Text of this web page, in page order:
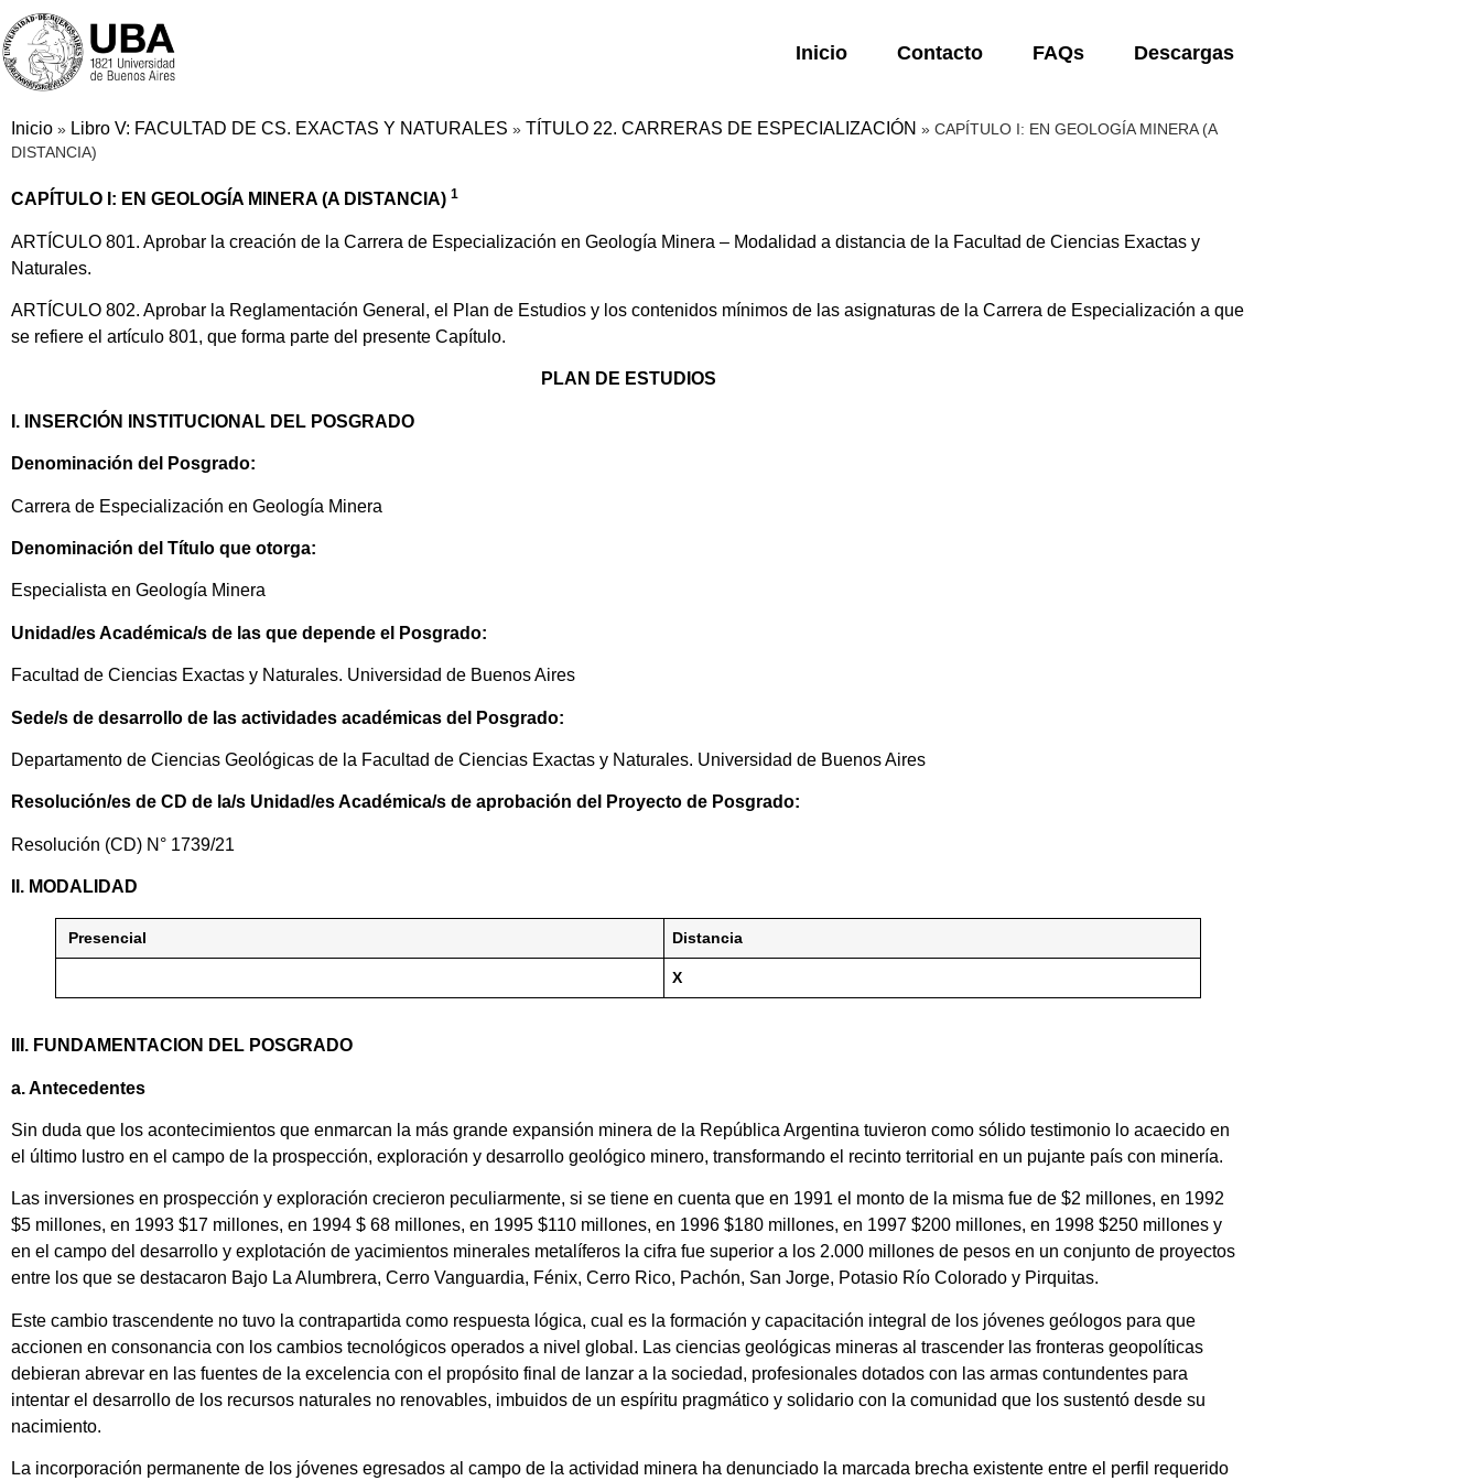
Inicio Contacto FAQs Descargas
Inicio » Libro V: FACULTAD DE CS. EXACTAS Y NATURALES » TÍTULO 22. CARRERAS DE ESPECIALIZACIÓN » CAPÍTULO I: EN GEOLOGÍA MINERA (A
DISTANCIA)
CAPÍTULO I: EN GEOLOGÍA MINERA (A DISTANCIA) 1
ARTÍCULO 801. Aprobar la creación de la Carrera de Especialización en Geología Minera – Modalidad a distancia de la Facultad de Ciencias Exactas y
Naturales.
ARTÍCULO 802. Aprobar la Reglamentación General, el Plan de Estudios y los contenidos mínimos de las asignaturas de la Carrera de Especialización a que
se refiere el artículo 801, que forma parte del presente Capítulo.
PLAN DE ESTUDIOS
I. INSERCIÓN INSTITUCIONAL DEL POSGRADO
Denominación del Posgrado:
Carrera de Especialización en Geología Minera
Denominación del Título que otorga:
Especialista en Geología Minera
Unidad/es Académica/s de las que depende el Posgrado:
Facultad de Ciencias Exactas y Naturales. Universidad de Buenos Aires
Sede/s de desarrollo de las actividades académicas del Posgrado:
Departamento de Ciencias Geológicas de la Facultad de Ciencias Exactas y Naturales. Universidad de Buenos Aires
Resolución/es de CD de la/s Unidad/es Académica/s de aprobación del Proyecto de Posgrado:
Resolución (CD) N° 1739/21
II. MODALIDAD
Presencial Distancia
X
III. FUNDAMENTACION DEL POSGRADO
a. Antecedentes
Sin duda que los acontecimientos que enmarcan la más grande expansión minera de la República Argentina tuvieron como sólido testimonio lo acaecido en
el último lustro en el campo de la prospección, exploración y desarrollo geológico minero, transformando el recinto territorial en un pujante país con minería.
Las inversiones en prospección y exploración crecieron peculiarmente, si se tiene en cuenta que en 1991 el monto de la misma fue de $2 millones, en 1992
$5 millones, en 1993 $17 millones, en 1994 $ 68 millones, en 1995 $110 millones, en 1996 $180 millones, en 1997 $200 millones, en 1998 $250 millones y
en el campo del desarrollo y explotación de yacimientos minerales metalíferos la cifra fue superior a los 2.000 millones de pesos en un conjunto de proyectos
entre los que se destacaron Bajo La Alumbrera, Cerro Vanguardia, Fénix, Cerro Rico, Pachón, San Jorge, Potasio Río Colorado y Pirquitas.
Este cambio trascendente no tuvo la contrapartida como respuesta lógica, cual es la formación y capacitación integral de los jóvenes geólogos para que
accionen en consonancia con los cambios tecnológicos operados a nivel global. Las ciencias geológicas mineras al trascender las fronteras geopolíticas
debieran abrevar en las fuentes de la excelencia con el propósito final de lanzar a la sociedad, profesionales dotados con las armas contundentes para
intentar el desarrollo de los recursos naturales no renovables, imbuidos de un espíritu pragmático y solidario con la comunidad que los sustentó desde su
nacimiento.
La incorporación permanente de los jóvenes egresados al campo de la actividad minera ha denunciado la marcada brecha existente entre el perfil requerido